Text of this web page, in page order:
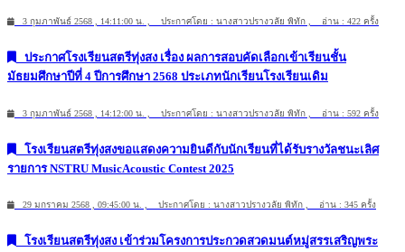
3 กุมภาพันธ์ 2568 , 14:11:00 น. , ประกาศโดย : นางสาวปรางวลัย พิทัก , อ่าน : 422 ครั้ง
ประกาศโรงเรียนสตรีทุ่งสง เรื่อง ผลการสอบคัดเลือกเข้าเรียนชั้น
มัธยมศึกษาปีที่ 4 ปีการศึกษา 2568 ประเภทนักเรียนโรงเรียนเดิม
3 กุมภาพันธ์ 2568 , 14:12:00 น. , ประกาศโดย : นางสาวปรางวลัย พิทัก , อ่าน : 592 ครั้ง
โรงเรียนสตรีทุ่งสงขอแสดงความยินดีกับนักเรียนที่ได้รับรางวัลชนะเลิศ
รายการ NSTRU MusicAcoustic Contest 2025
29 มกราคม 2568 , 09:45:00 น. , ประกาศโดย : นางสาวปรางวลัย พิทัก , อ่าน : 345 ครั้ง
โรงเรียนสตรีทุ่งสง เข้าร่วมโครงการประกวดสวดมนต์หมู่สรรเสริญพระ